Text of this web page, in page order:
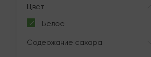
Цвет
Белое
Содержание сахара